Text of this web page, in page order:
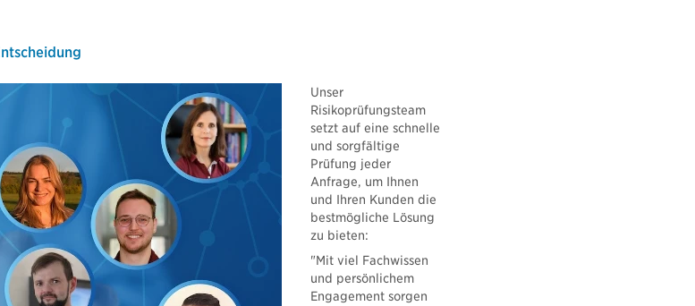
Unser
Risikoprüfungsteam
setzt auf eine schnelle
und sorgfältige
Prüfung jeder
Anfrage, um Ihnen
und Ihren Kunden die
bestmögliche Lösung
zu bieten:
"Mit viel Fachwissen
und persönlichem
Engagement sorgen